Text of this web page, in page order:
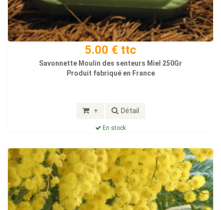
5.00 € ttc
Savonnette Moulin des senteurs Miel 250Gr
Produit fabriqué en France
+ Détail
En stock